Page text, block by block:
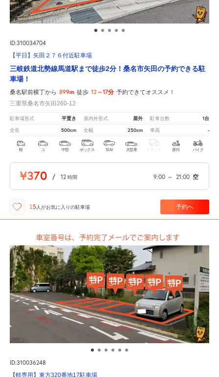
ID:310034704
【平日】矢田２７６付近駐車場
三岐鉄道北勢線馬道駅まで徒歩2分！桑名市矢田の予約できる駐
車場！
桑名駅前横丁から 899m 徒歩 12～17分 予約できてオススメ！
三重県桑名市矢田260-12
駐車場形式 平置き 屋内外形式 屋外 駐車台数 1台
全長 500cm 全幅 250cm 車高 -
軽 コ 中型 ボックス SUV 大型車 トラック 原付 バイク
¥370 / 12 時間 9:00 ～ 21:00 空
15人がお気に入りの駐車場 予約へ
ID:310036248
【軽専用】東方320番地17駐車場